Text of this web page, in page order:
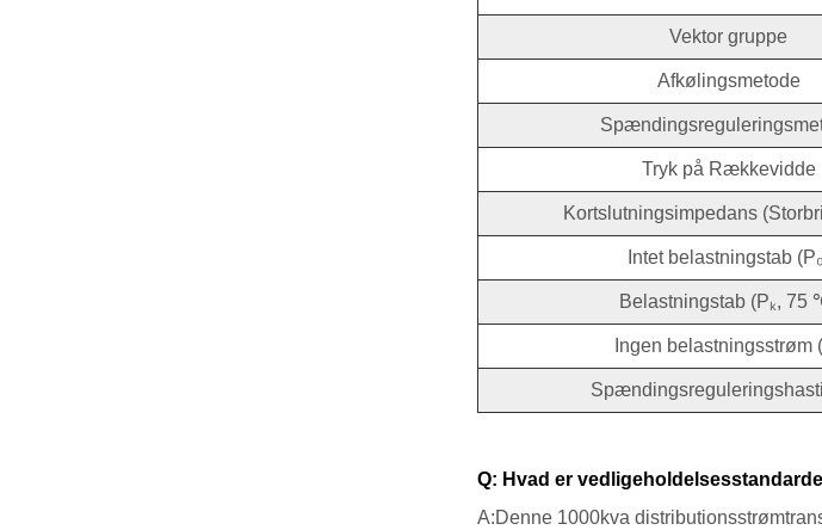
Vektor gruppe
Afkølingsmetode
Tryk på Rækkevidde
Kortslutningsimpedans
Intet belastningstab
Belastningstab (Pₖ, 75
Ingen belastningsstrøm
Q: Hvad er
A:Denne 1000kva